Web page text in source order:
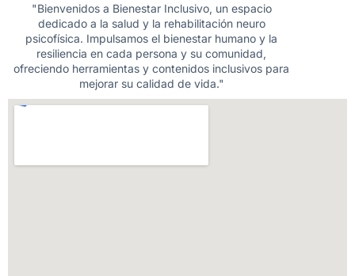
"Bienvenidos a Bienestar Inclusivo, un espacio
dedicado a la salud y la rehabilitación neuro
psicofísica. Impulsamos el bienestar humano y la
resiliencia en cada persona y su comunidad,
ofreciendo herramientas y contenidos inclusivos para
mejorar su calidad de vida."